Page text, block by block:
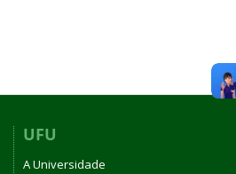
UFU
A Universidade